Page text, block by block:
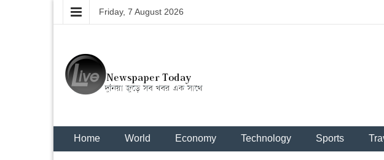
Friday, 7 August 2026
Home World Economy Technology Sports